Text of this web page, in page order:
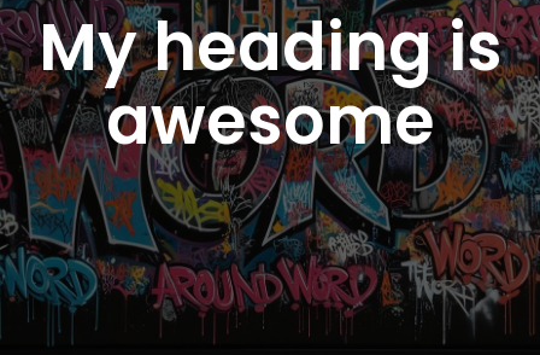
My heading is
awesome